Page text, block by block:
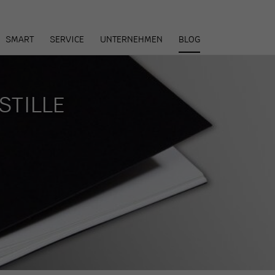
SMART SERVICE UNTERNEHMEN BLOG